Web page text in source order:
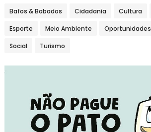
Bafos & Babados Cidadania Cultura
Esporte Meio Ambiente Oportunidades
Social Turismo